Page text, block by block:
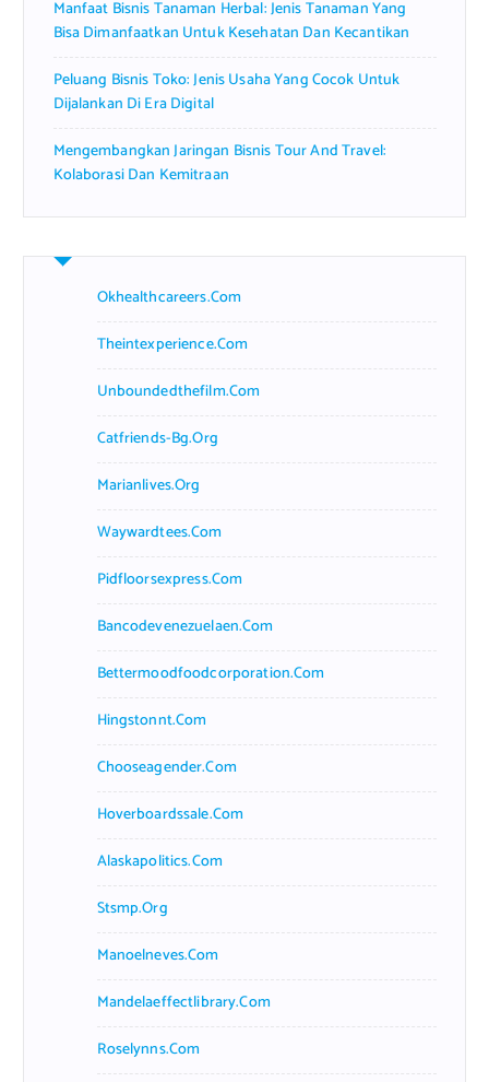
Manfaat Bisnis Tanaman Herbal: Jenis Tanaman Yang
Bisa Dimanfaatkan Untuk Kesehatan Dan Kecantikan
Peluang Bisnis Toko: Jenis Usaha Yang Cocok Untuk
Dijalankan Di Era Digital
Mengembangkan Jaringan Bisnis Tour And Travel:
Kolaborasi Dan Kemitraan
Okhealthcareers.com
Theintexperience.com
Unboundedthefilm.com
Catfriends-Bg.org
Marianlives.org
Waywardtees.com
Pidfloorsexpress.com
Bancodevenezuelaen.com
Bettermoodfoodcorporation.com
Hingstonnt.com
Chooseagender.com
Hoverboardssale.com
Alaskapolitics.com
Stsmp.org
Manoelneves.com
Mandelaeffectlibrary.com
Roselynns.com